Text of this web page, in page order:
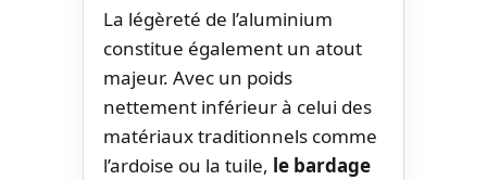
La légèreté de l’aluminium
constitue également un atout
majeur. Avec un poids
nettement inférieur à celui des
matériaux traditionnels comme
l’ardoise ou la tuile, le bardage